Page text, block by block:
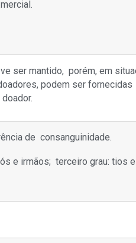
ser mantido, porém, em
podem ser
de consanguinidade.
e irmãos; terceiro grau: tios